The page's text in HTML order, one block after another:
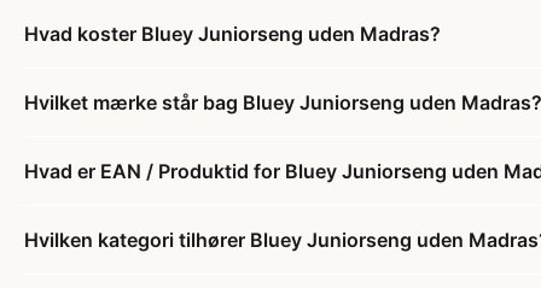
Hvad koster Bluey Juniorseng uden Madras?
Hvilket mærke står bag Bluey Juniorseng uden Madras?
Hvad er EAN / Produktid for Bluey Juniorseng uden
Hvilken kategori tilhører Bluey Juniorseng uden